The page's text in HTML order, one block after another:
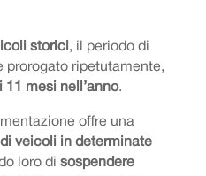
storici , il periodo di
prorogato ripetutamente,
11 mesi nell’anno.
offre una
veicoli in determinate
loro di sospendere